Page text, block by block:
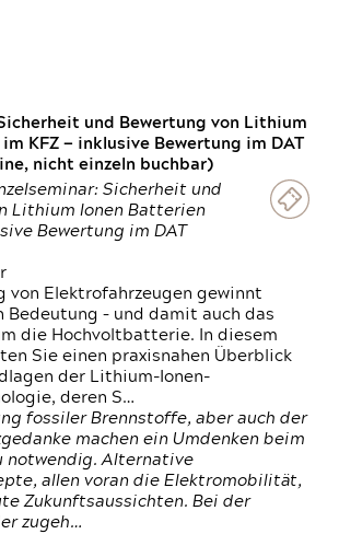
und Bewertung von Lithium
KFZ — inklusive Bewertung im DAT
nicht einzeln buchbar)
Sicherheit und
Lithium Ionen Batterien
Bewertung im DAT
von Elektrofahrzeugen gewinnt
Bedeutung – und damit auch das
die Hochvoltbatterie. In diesem
Sie einen praxisnahen Überblick
der Lithium-Ionen-
deren S…
fossiler Brennstoffe, aber auch der
machen ein Umdenken beim
notwendig. Alternative
allen voran die Elektromobilität,
Zukunftsaussichten. Bei der
zugeh…